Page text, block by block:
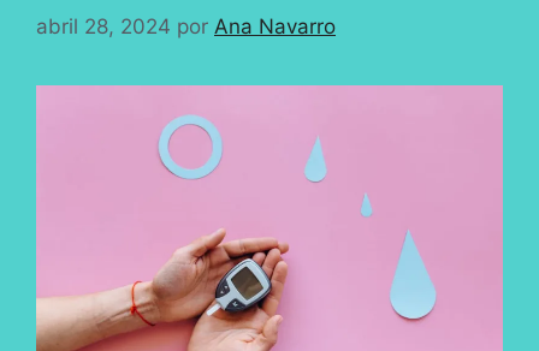
abril 28, 2024 por Ana Navarro